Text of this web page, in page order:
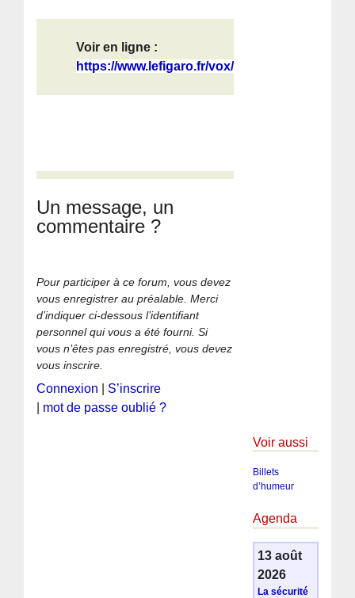
Voir en ligne :
https://www.lefigaro.fr/vox/monde/r...
Un message, un
commentaire ?
Pour participer à ce forum, vous devez
vous enregistrer au préalable. Merci
d’indiquer ci-dessous l’identifiant
personnel qui vous a été fourni. Si
vous n’êtes pas enregistré, vous devez
vous inscrire.
Connexion
S’inscrire
mot de passe oublié ?
Voir aussi
Billets
d’humeur
Agenda
13 août
2026
La sécurité